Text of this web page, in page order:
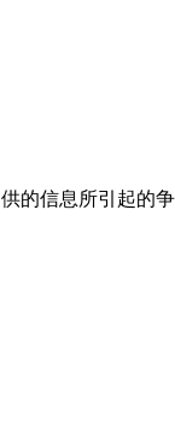
的信息所引起的